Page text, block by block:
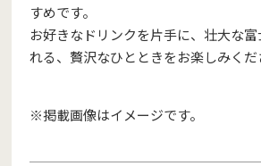
すめです。
お好きなドリンクを片手に、壮大な
れる、贅沢なひとときをお楽しみくだ
※掲載画像はイメージです。